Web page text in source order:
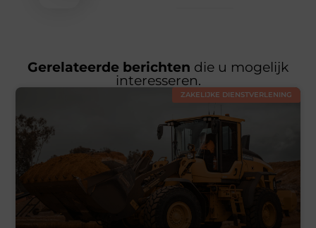
Gerelateerde berichten die u mogelijk
interesseren.
ZAKELIJKE DIENSTVERLENING